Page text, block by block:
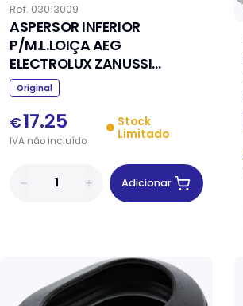
Ref. 03013009
ASPERSOR INFERIOR
P/M.L.LOIÇA AEG
ELECTROLUX ZANUSSI
1526523400
Original
€17.25
IVA não incluído
Stock
Limitado
Adicionar